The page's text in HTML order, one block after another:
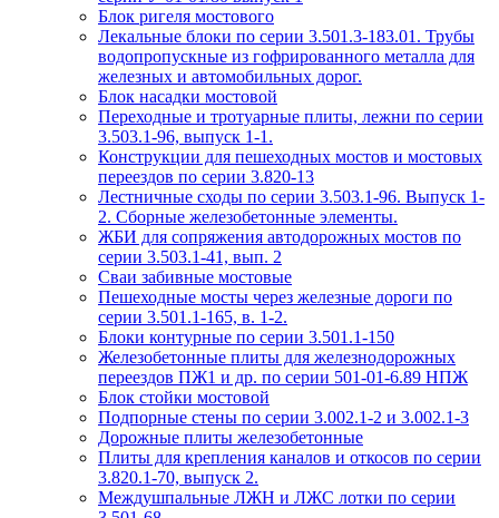
Блок ригеля мостового
Лекальные блоки по серии 3.501.3-183.01. Трубы
водопропускные из гофрированного металла для
железных и автомобильных дорог.
Блок насадки мостовой
Переходные и тротуарные плиты, лежни по серии
3.503.1-96, выпуск 1-1.
Конструкции для пешеходных мостов и мостовых
переездов по серии 3.820-13
Лестничные сходы по серии 3.503.1-96. Выпуск 1-
2. Сборные железобетонные элементы.
ЖБИ для сопряжения автодорожных мостов по
серии 3.503.1-41, вып. 2
Сваи забивные мостовые
Пешеходные мосты через железные дороги по
серии 3.501.1-165, в. 1-2.
Блоки контурные по серии 3.501.1-150
Железобетонные плиты для железнодорожных
переездов ПЖ1 и др. по серии 501-01-6.89 НПЖ
Блок стойки мостовой
Подпорные стены по серии 3.002.1-2 и 3.002.1-3
Дорожные плиты железобетонные
Плиты для крепления каналов и откосов по серии
3.820.1-70, выпуск 2.
Междушпальные ЛЖН и ЛЖС лотки по серии